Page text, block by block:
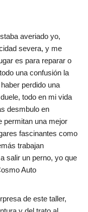
averiado yo,
severa, y me
es para reparar o
una confusión la
perdido una
todo en mi vida
desmbulo en
permitan una mejor
fascinantes como
trabajan
salir un perno, yo que
Auto
de este taller,